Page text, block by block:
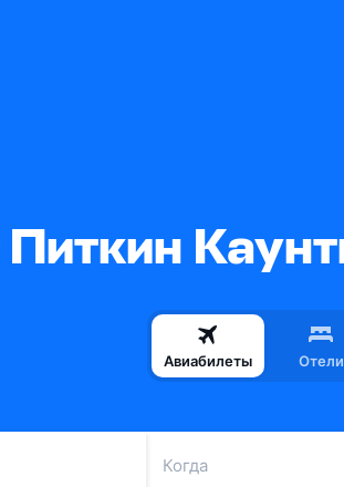
Авиабилеты Отели
Когда